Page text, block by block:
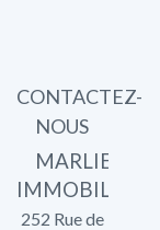
CONTACTEZ-
NOUS
MARLIER
IMMOBILIER
252 Rue de